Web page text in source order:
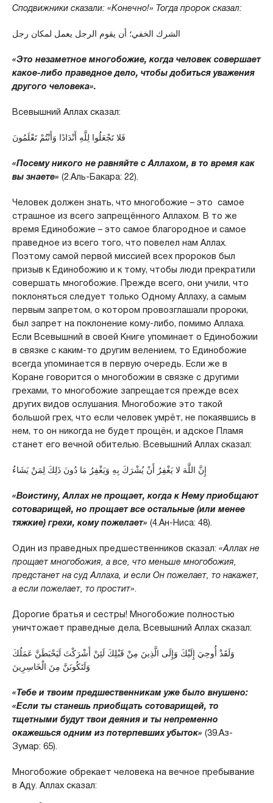
Сподвижники сказали: «Конечно!» Тогда пророк сказал:
الشرك الخفي؛ أن يقوم الرجل يعمل لمكان رجل
«Это незаметное многобожие, когда человек совершает
какое-либо праведное дело, чтобы добиться уважения
другого человека».
Всевышний Аллах сказал:
فَلا تَجْعَلُوا لِلَّهِ أَنْدَادًا وَأَنْتُمْ تَعْلَمُونَ
«Посему никого не равняйте с Аллахом, в то время как
вы знаете» (2.Аль-Бакара: 22).
Человек должен знать, что многобожие – это самое
страшное из всего запрещённого Аллахом. В то же
время Единобожие – это самое благородное и самое
праведное из всего того, что повелел нам Аллах.
Поэтому самой первой миссией всех пророков был
призыв к Единобожию и к тому, чтобы люди прекратили
совершать многобожие. Прежде всего, они учили, что
поклоняться следует только Одному Аллаху, а самым
первым запретом, о котором провозглашали пророки,
был запрет на поклонение кому-либо, помимо Аллаха.
Если Всевышний в своей Книге упоминает о Единобожии
в связке с каким-то другим велением, то Единобожие
всегда упоминается в первую очередь. Если же в
Коране говорится о многобожии в связке с другими
грехами, то многобожие запрещается прежде всех
других видов ослушания. Многобожие это такой
большой грех, что если человек умрёт, не покаявшись в
нем, то он никогда не будет прощён, и адское Пламя
станет его вечной обителью. Всевышний Аллах сказал:
إِنَّ اللَّهَ لا يَغْفِرُ أَنْ يُشْرَكَ بِهِ وَيَغْفِرُ مَا دُونَ ذَلِكَ لِمَنْ يَشَاءُ
«Воистину, Аллах не прощает, когда к Нему приобщают
сотоварищей, но прощает все остальные (или менее
тяжкие) грехи, кому пожелает» (4.Ан-Ниса: 48).
Один из праведных предшественников сказал: «Аллах не
прощает многобожия, а все, что меньше многобожия,
предстанет на суд Аллаха, и если Он пожелает, то накажет,
а если пожелает, то простит».
Дорогие братья и сестры! Многобожие полностью
уничтожает праведные дела, Всевышний Аллах сказал:
وَلَقَدْ أُوحِيَ إِلَيْكَ وَإِلَى الَّذِينَ مِنْ قَبْلِكَ لَئِنْ أَشْرَكْتَ لَيَحْبَطَنَّ عَمَلُكَ
وَلَتَكُونَنَّ مِنَ الْخَاسِرِينَ
«Тебе и твоим предшественникам уже было внушено:
«Если ты станешь приобщать сотоварищей, то
тщетными будут твои деяния и ты непременно
окажешься одним из потерпевших убыток» (39.Аз-
Зумар: 65).
Многобожие обрекает человека на вечное пребывание
в Аду. Аллах сказал: